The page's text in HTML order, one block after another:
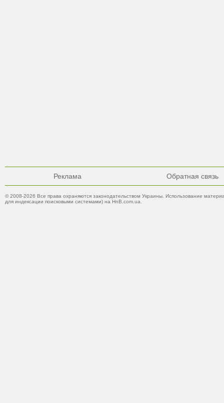
Реклама Обратная связь
© 2008-2026 Все права охраняются законодательством Украины. Использование
для индексации поисковыми системами) на HnB.com.ua.